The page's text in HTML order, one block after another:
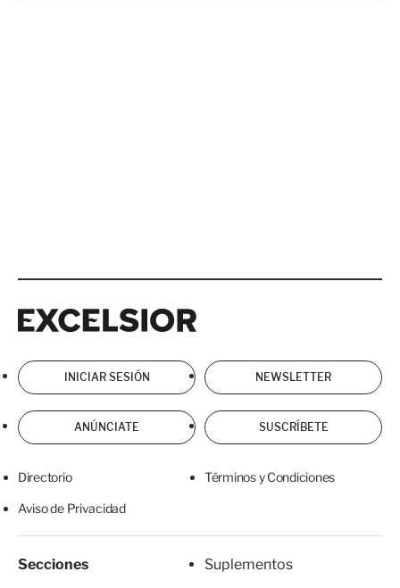
INICIAR SESIÓN NEWSLETTER
ANÚNCIATE SUSCRÍBETE
Directorio Términos y Condiciones
Aviso de Privacidad
Secciones
Suplementos